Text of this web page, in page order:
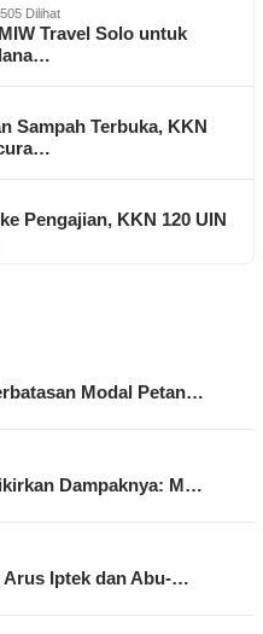
Dilihat
Travel Solo untuk
Sampah Terbuka, KKN
Pengajian, KKN 120 UIN
Modal Petan…
Dampaknya: M…
Arus Iptek dan Abu-…